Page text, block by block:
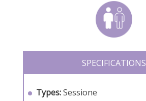
SPECIFICATIONS
Types:Sessione